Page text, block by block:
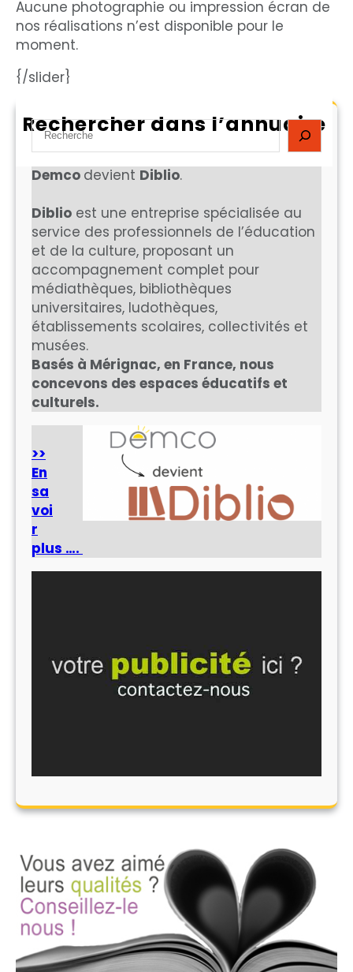
Aucune photographie ou impression écran de
nos réalisations n’est disponible pour le
moment.
{/slider}
Rechercher dans l’annuaire
S
e
a
r
c
h
Demco devient Diblio.
Diblio est une entreprise spécialisée au
service des professionnels de l’éducation
et de la culture, proposant un
accompagnement complet pour
médiathèques, bibliothèques
universitaires, ludothèques,
établissements scolaires, collectivités et
musées.
Basés à Mérignac, en France, nous
concevons des espaces éducatifs et
culturels.
>>
En
sa
voi
r
plus ….